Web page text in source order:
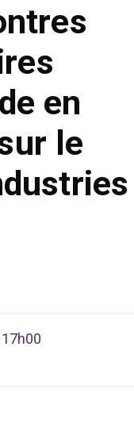
en
le